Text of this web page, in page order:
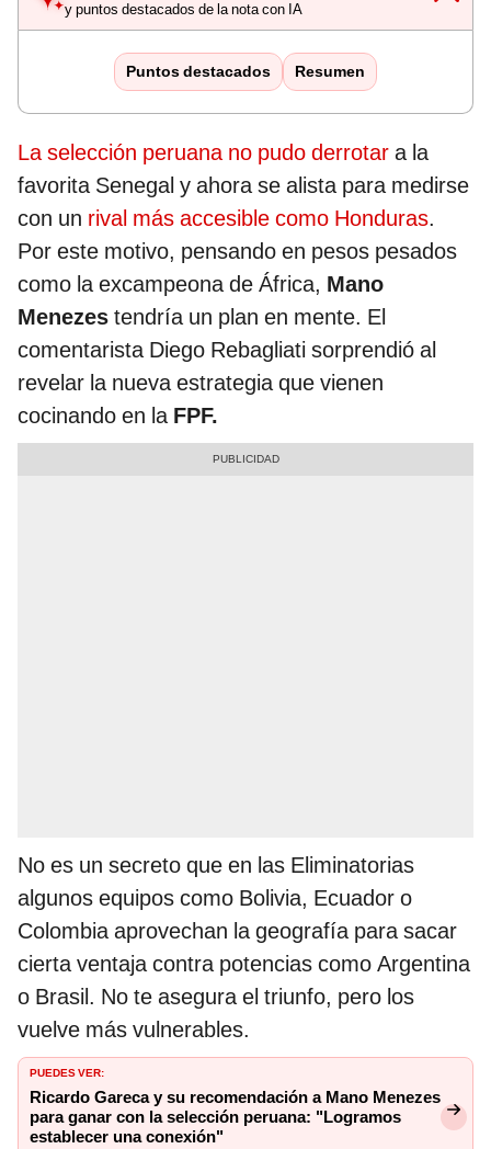
y puntos destacados de la nota con IA
Puntos destacados Resumen
La selección peruana no pudo derrotar a la
favorita Senegal y ahora se alista para medirse
con un rival más accesible como Honduras.
Por este motivo, pensando en pesos pesados
como la excampeona de África, Mano
Menezes tendría un plan en mente. El
comentarista Diego Rebagliati sorprendió al
revelar la nueva estrategia que vienen
cocinando en la FPF.
No es un secreto que en las Eliminatorias
algunos equipos como Bolivia, Ecuador o
Colombia aprovechan la geografía para sacar
cierta ventaja contra potencias como Argentina
o Brasil. No te asegura el triunfo, pero los
vuelve más vulnerables.
PUEDES VER:
Ricardo Gareca y su recomendación a Mano Menezes
para ganar con la selección peruana: "Logramos
establecer una conexión"